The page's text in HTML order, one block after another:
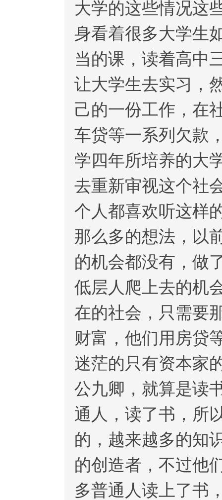
大学的这些情况这
身看着很多大学生
当的课，读着高中
让大学生去实习，
己的一份工作，在
车贷等一系列欠款
学四年所培养的大
去重新审视这个社
个人都喜欢听这样
那么多的想法，以
的机会都没有，做
低层人爬上去的机
在的社会，只需要
财富，他们用房贷
迷茫的只有资本家
公九卿，就算是读
通人，读了书，所
的，越来越多的知
的创造者，不过他
多普通人读上了书